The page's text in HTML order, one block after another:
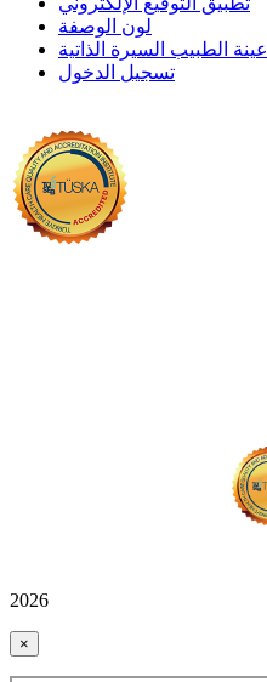
لون الوصفة
عينة الطبيب السيرة الذاتية
تسجيل الدخول
2026
×